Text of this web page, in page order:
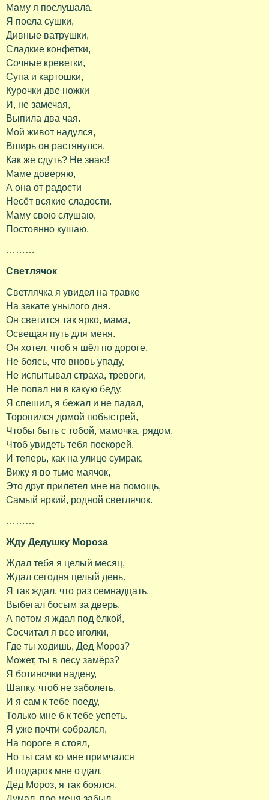
Маму я послушала.
Я поела сушки,
Дивные ватрушки,
Сладкие конфетки,
Сочные креветки,
Супа и картошки,
Курочки две ножки
И, не замечая,
Выпила два чая.
Мой живот надулся,
Вширь он растянулся.
Как же сдуть? Не знаю!
Маме доверяю,
А она от радости
Несёт всякие сладости.
Маму свою слушаю,
Постоянно кушаю.
………
Светлячок
Светлячка я увидел на травке
На закате унылого дня.
Он светится так ярко, мама,
Освещая путь для меня.
Он хотел, чтоб я шёл по дороге,
Не боясь, что вновь упаду,
Не испытывал страха, тревоги,
Не попал ни в какую беду.
Я спешил, я бежал и не падал,
Торопился домой побыстрей,
Чтобы быть с тобой, мамочка, рядом,
Чтоб увидеть тебя поскорей.
И теперь, как на улице сумрак,
Вижу я во тьме маячок,
Это друг прилетел мне на помощь,
Самый яркий, родной светлячок.
………
Жду Дедушку Мороза
Ждал тебя я целый месяц,
Ждал сегодня целый день.
Я так ждал, что раз семнадцать,
Выбегал босым за дверь.
А потом я ждал под ёлкой,
Сосчитал я все иголки,
Где ты ходишь, Дед Мороз?
Может, ты в лесу замёрз?
Я ботиночки надену,
Шапку, чтоб не заболеть,
И я сам к тебе поеду,
Только мне б к тебе успеть.
Я уже почти собрался,
На пороге я стоял,
Но ты сам ко мне примчался
И подарок мне отдал.
Дед Мороз, я так боялся,